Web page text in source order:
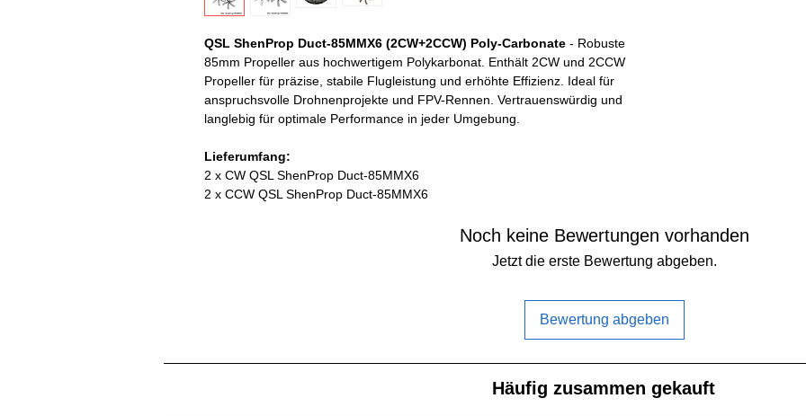
QSL ShenProp Duct-85MMX6 (2CW+2CCW) Poly-Carbonate - Robuste
85mm Propeller aus hochwertigem Polykarbonat. Enthält 2CW und 2CCW
Propeller für präzise, stabile Flugleistung und erhöhte Effizienz. Ideal für
anspruchsvolle Drohnenprojekte und FPV-Rennen. Vertrauenswürdig und
langlebig für optimale Performance in jeder Umgebung.
Lieferumfang:
2 x CW QSL ShenProp Duct-85MMX6
2 x CCW QSL ShenProp Duct-85MMX6
Befestigungsloch:
Noch keine Bewertungen vorhanden
Jetzt die erste Bewertung abgeben.
Bewertung abgeben
Häufig zusammen gekauft